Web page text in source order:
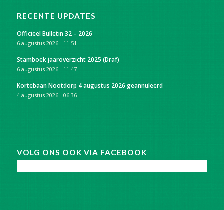
RECENTE UPDATES
Officieel Bulletin 32 – 2026
6 augustus 2026 - 11:51
Stamboek jaaroverzicht 2025 (Draf)
6 augustus 2026 - 11:47
Kortebaan Nootdorp 4 augustus 2026 geannuleerd
4 augustus 2026 - 06:36
VOLG ONS OOK VIA FACEBOOK